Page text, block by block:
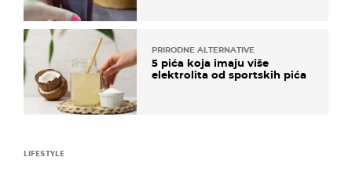
PRIRODNE ALTERNATIVE
5 pića koja imaju više
elektrolita od sportskih pića
LIFESTYLE